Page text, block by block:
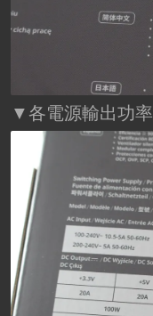
▼各電源輸出功率